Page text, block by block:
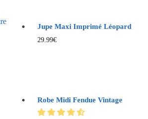
Jupe Maxi Imprimé Léopard
29.99€
Robe Midi Fendue Vintage